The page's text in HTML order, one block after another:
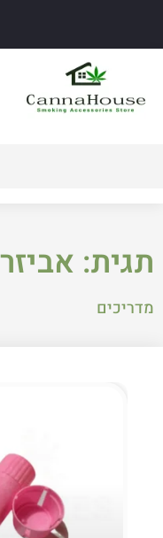
תגית:
מדריכים